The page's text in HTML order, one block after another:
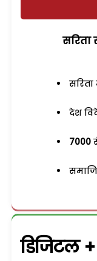
सरिता
देश
7000
डिजिटल